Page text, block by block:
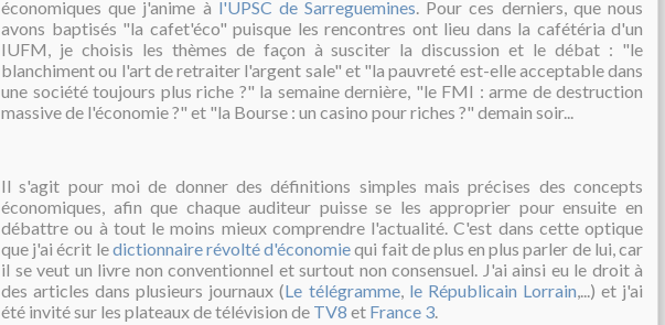
économiques que j'anime à l'UPSC de Sarreguemines. Pour ces derniers, que nous
avons baptisés "la cafet'éco" puisque les rencontres ont lieu dans la cafétéria d'un
IUFM, je choisis les thèmes de façon à susciter la discussion et le débat : "le
blanchiment ou l'art de retraiter l'argent sale" et "la pauvreté est-elle acceptable dans
une société toujours plus riche ?" la semaine dernière, "le FMI : arme de destruction
massive de l'économie ?" et "la Bourse : un casino pour riches ?" demain soir...
Il s'agit pour moi de donner des définitions simples mais précises des concepts
économiques, afin que chaque auditeur puisse se les approprier pour ensuite en
débattre ou à tout le moins mieux comprendre l'actualité. C'est dans cette optique
que j'ai écrit ledictionnaire révolté d'économiequi fait de plus en plus parler de lui, car
il se veut un livre non conventionnel et surtout non consensuel. J'ai ainsi eu le droit à
des articles dans plusieurs journaux (Le télégramme, le Républicain Lorrain,...) et j'ai
été invité sur les plateaux de télévision de TV8 et France 3.